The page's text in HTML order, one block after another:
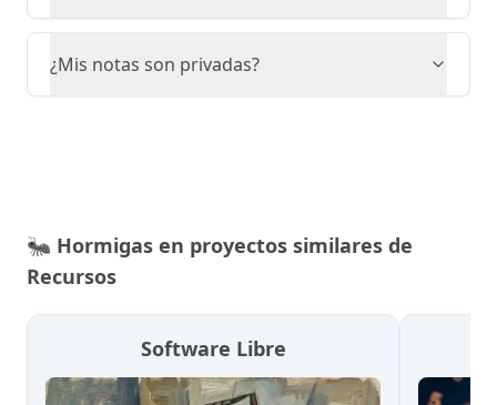
¿Mis notas son privadas?
🐜 Hormigas en proyectos similares de
Recursos
Software Libre